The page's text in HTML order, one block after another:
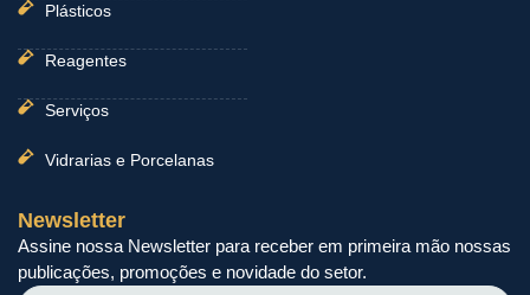
Plásticos
Reagentes
Serviços
Vidrarias e Porcelanas
Newsletter
Assine nossa Newsletter para receber em primeira mão nossas
publicações, promoções e novidade do setor.